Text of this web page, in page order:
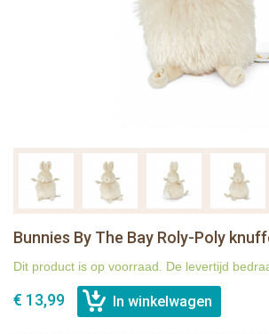
Bunnies By The Bay Roly-Poly
Dit product is op voorraad. De levertijd
€ 13,99